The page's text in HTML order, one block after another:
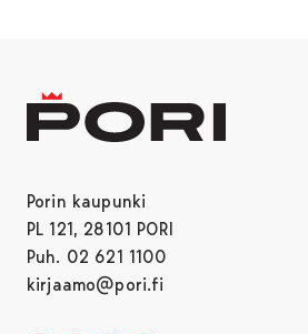
Porin kaupunki
PL 121, 28101 PORI
Puh. 02 621 1100
kirjaamo@pori.fi